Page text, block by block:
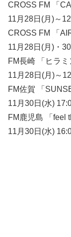
CROSS FM 「
11月28日(月)～
CROSS FM 「
11月28日(月)・
FM長崎 「ヒラミ
11月28日(月)～
FM佐賀 「
11月30日(水)
FM鹿児島 「feel
11月30日(水)